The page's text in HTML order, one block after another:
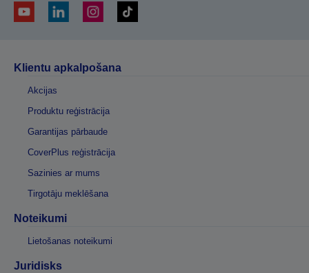
Klientu apkalpošana
Akcijas
Produktu reģistrācija
Garantijas pārbaude
CoverPlus reģistrācija
Sazinies ar mums
Tirgotāju meklēšana
Noteikumi
Lietošanas noteikumi
Juridisks